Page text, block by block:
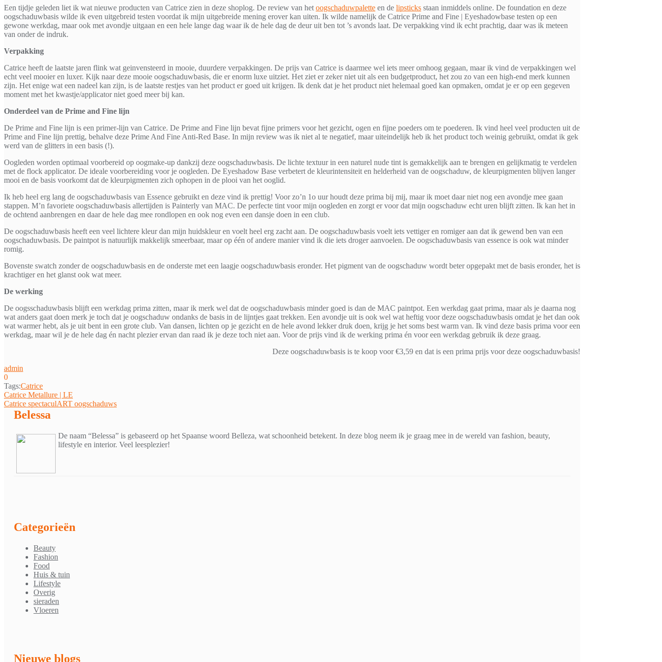
Een tijdje geleden liet ik wat nieuwe producten van Catrice zien in deze shoplog. De review van hetoogschaduwpalette en de lipsticks staan inmiddels online. De foundation en deze
oogschaduwbasis wilde ik even uitgebreid testen voordat ik mijn uitgebreide mening erover kan uiten. Ik wilde namelijk de Catrice Prime and Fine | Eyeshadowbase testen op een
gewone werkdag, maar ook met avondje uitgaan en een hele lange dag waar ik de hele dag de deur uit ben tot ’s avonds laat. De verpakking vind ik echt prachtig, daar was ik meteen
van onder de indruk.
Verpakking
Catrice heeft de laatste jaren flink wat geinvensteerd in mooie, duurdere verpakkingen. De prijs van Catrice is daarmee wel iets meer omhoog gegaan, maar ik vind de verpakkingen wel
echt veel mooier en luxer. Kijk naar deze mooie oogschaduwbasis, die er enorm luxe uitziet. Het ziet er zeker niet uit als een budgetproduct, het zou zo van een high-end merk kunnen
zijn. Het enige wat een nadeel kan zijn, is de laatste restjes van het product er goed uit krijgen. Ik denk dat je het product niet helemaal goed kan opmaken, omdat je er op een gegeven
moment met het kwastje/applicator niet goed meer bij kan.
Onderdeel van de Prime and Fine lijn
De Prime and Fine lijn is een primer-lijn van Catrice. De Prime and Fine lijn bevat fijne primers voor het gezicht, ogen en fijne poeders om te poederen. Ik vind heel veel producten uit de
Prime and Fine lijn prettig, behalve deze Prime And Fine Anti-Red Base. In mijn review was ik niet al te negatief, maar uiteindelijk heb ik het product toch weinig gebruikt, omdat ik gek
werd van de glitters in een basis (!).
Oogleden worden optimaal voorbereid op oogmake-up dankzij deze oogschaduwbasis. De lichte textuur in een naturel nude tint is gemakkelijk aan te brengen en gelijkmatig te verdelen
met de flock applicator. De ideale voorbereiding voor je oogleden. De Eyeshadow Base verbetert de kleurintensiteit en helderheid van de oogschaduw, de kleurpigmenten blijven langer
mooi en de basis voorkomt dat de kleurpigmenten zich ophopen in de plooi van het ooglid.
Ik heb heel erg lang de oogschaduwbasis van Essence gebruikt en deze vind ik prettig! Voor zo’n 1o uur houdt deze prima bij mij, maar ik moet daar niet nog een avondje mee gaan
stappen. M’n favoriete oogschaduwbasis allertijden is Painterly van MAC. De perfecte tint voor mijn oogleden en zorgt er voor dat mijn oogschaduw echt uren blijft zitten. Ik kan het in
de ochtend aanbrengen en daar de hele dag mee rondlopen en ook nog even een dansje doen in een club.
De oogschaduwbasis heeft een veel lichtere kleur dan mijn huidskleur en voelt heel erg zacht aan. De oogschaduwbasis voelt iets vettiger en romiger aan dat ik gewend ben van een
oogschaduwbasis. De paintpot is natuurlijk makkelijk smeerbaar, maar op één of andere manier vind ik die iets droger aanvoelen. De oogschaduwbasis van essence is ook wat minder
romig.
Bovenste swatch zonder de oogschaduwbasis en de onderste met een laagje oogschaduwbasis eronder. Het pigment van de oogschaduw wordt beter opgepakt met de basis eronder, het is
krachtiger en het glanst ook wat meer.
De werking
De oogsschaduwbasis blijft een werkdag prima zitten, maar ik merk wel dat de oogschaduwbasis minder goed is dan de MAC paintpot. Een werkdag gaat prima, maar als je daarna nog
wat anders gaat doen merk je toch dat je oogschaduw ondanks de basis in de lijntjes gaat trekken. Een avondje uit is ook wel wat heftig voor deze oogschaduwbasis omdat je het dan ook
wat warmer hebt, als je uit bent in een grote club. Van dansen, lichten op je gezicht en de hele avond lekker druk doen, krijg je het soms best warm van. Ik vind deze basis prima voor een
werkdag, maar wil je de hele dag én nacht plezier ervan dan raad ik je deze toch niet aan. Voor de prijs vind ik de werking prima én voor een werkdag gebruik ik deze graag.
Deze oogschaduwbasis is te koop voor €3,59 en dat is een prima prijs voor deze oogschaduwbasis!
admin
0
Tags:Catrice
Bericht
navigatie
Catrice Metallure | LE
Catrice spectaculART oogschaduws
Belessa
De naam “Belessa” is gebaseerd op het Spaanse woord Belleza, wat schoonheid betekent. In deze blog neem ik je graag mee in de wereld van fashion, beauty,
lifestyle en interior. Veel leesplezier!
Categorieën
Beauty
Fashion
Food
Huis & tuin
Lifestyle
Overig
sieraden
Vloeren
Nieuwe blogs